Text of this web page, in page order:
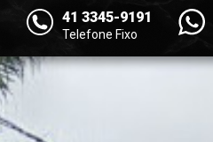
41 3345-9191
Telefone Fixo